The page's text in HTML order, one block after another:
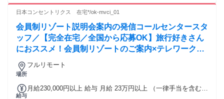
客様に安心していただけるよう心がけています。 Q.新しく入
日々の負担が軽くなり、「ありがとう」の言葉をいただける
――そんな喜びを一緒に感じられる仲間をお待ちしていま
す。人にも喜ばれ、自分にも誇れる、そんな仕事と職場を一
緒につくっていきましょう!
╭━━━━━━━━━━━━━━━━━╮ ❖ 一緒に働く先輩
なところは？ オープンに意見やアイデアを交換できる風通し
給】 年2回（4月・10月） 【賞与】 年2回（7月・12月） ※賞
与は入社６ヶ月経過後より支給対象となります。
たい方 ・頑張りをきちんと評価されたい方 ・ワークライフバ
号のイ・50歳以下（長期勤続によるキャリア形成のため））
日本コンセントリクス 在宅*/ok-mvci_01
会員制リゾート説明会案内の発信コールセンタースタ
ッフ／【完全在宅／全国から応募OK】旅行好きさん
におススメ！会員制リゾートのご案内×テレワーク・
リモートワーク◎月収34万円以上も可能！
場所
フルリモート
給与
月給230,000円以上 給与 月給 23万円以上 （一律手当を含む）